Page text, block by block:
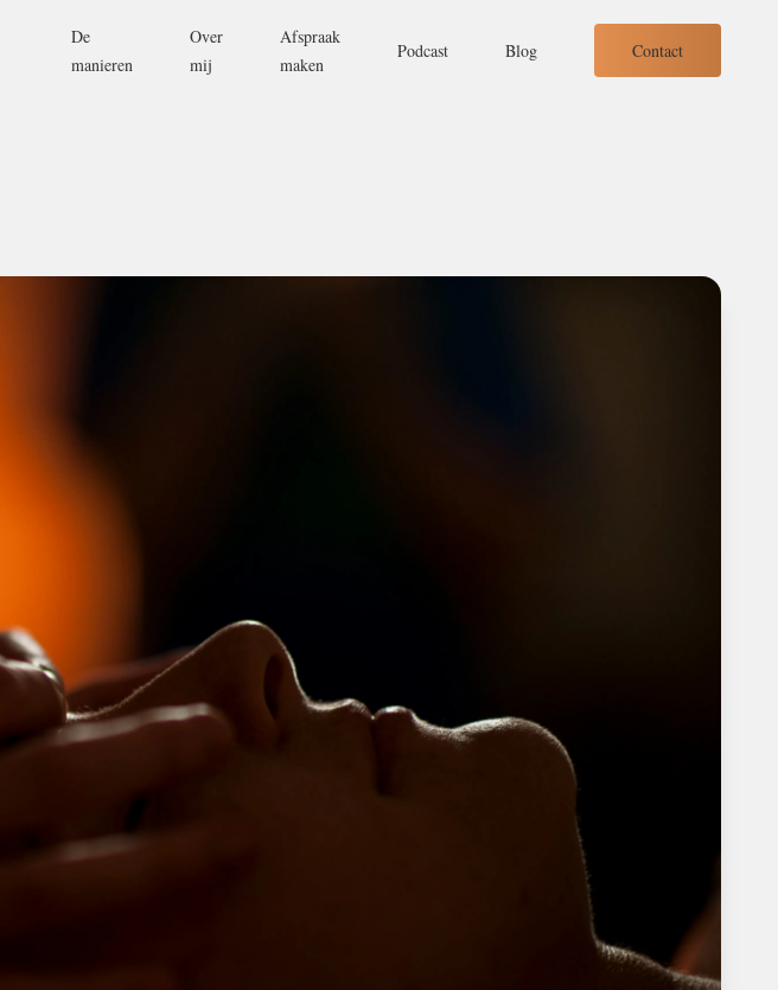
De
manieren
Over
mij
Afspraak
maken
Podcast Blog Contact